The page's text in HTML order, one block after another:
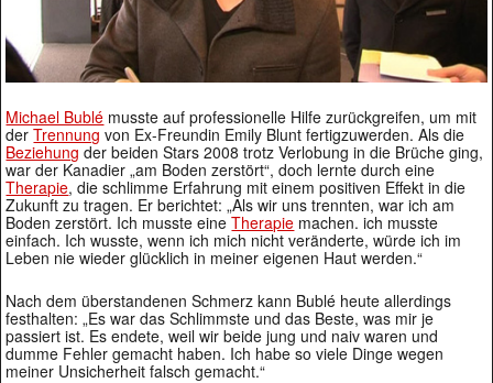
Michael Bublé musste auf professionelle Hilfe zurückgreifen, um mit
derTrennung von Ex-Freundin Emily Blunt fertigzuwerden. Als die
Beziehung der beiden Stars 2008 trotz Verlobung in die Brüche ging,
war der Kanadier „am Boden zerstört“, doch lernte durch eine
Therapie, die schlimme Erfahrung mit einem positiven Effekt in die
Zukunft zu tragen. Er berichtet: „Als wir uns trennten, war ich am
Boden zerstört. Ich musste eineTherapie machen. ich musste
einfach. Ich wusste, wenn ich mich nicht veränderte, würde ich im
Leben nie wieder glücklich in meiner eigenen Haut werden.“
Nach dem überstandenen Schmerz kann Bublé heute allerdings
festhalten: „Es war das Schlimmste und das Beste, was mir je
passiert ist. Es endete, weil wir beide jung und naiv waren und
dumme Fehler gemacht haben. Ich habe so viele Dinge wegen
meiner Unsicherheit falsch gemacht.“